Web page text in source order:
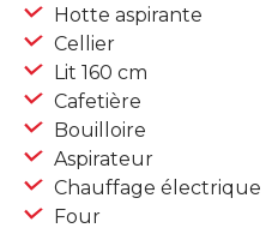
Hotte aspirante
Cellier
Lit 160 cm
Cafetière
Bouilloire
Aspirateur
Chauffage électrique
Four